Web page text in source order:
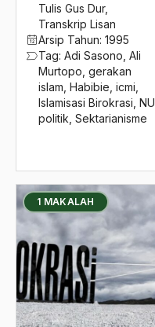
Tulis Gus Dur,
Transkrip Lisan
Arsip Tahun: 1995
Tag: Adi Sasono Ali
Murtopo gerakan
islam Habibie icmi
Islamisasi Birokrasi NU
politik Sektarianisme
1 MAKALAH
Isha
Ishak Musa Al-Husaini
Islah
islam
islam agama sempurna
islam anda
Islam Asia Tenggara
Islam dan Nasionalisme
Islam dan Pancasila
Islam dan Politik